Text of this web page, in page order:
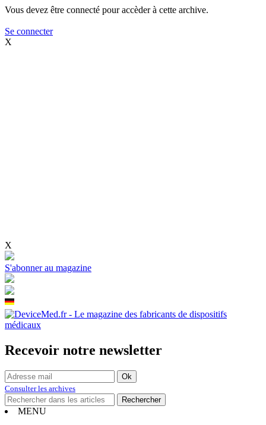
Vous devez être connecté pour accèder à cette archive.
Se connecter
X
X
S'abonner au magazine
Recevoir notre newsletter
Consulter les archives
MENU